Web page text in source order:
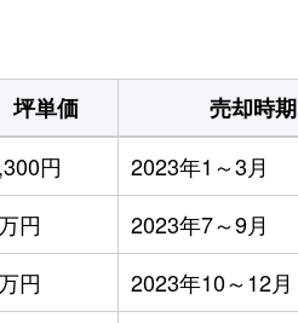
坪単価
売却時期
円
2023年1～3月
円
2023年7～9月
円
2023年10～12月